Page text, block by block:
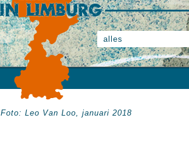
alles
Foto: Leo Van Loo, januari 2018